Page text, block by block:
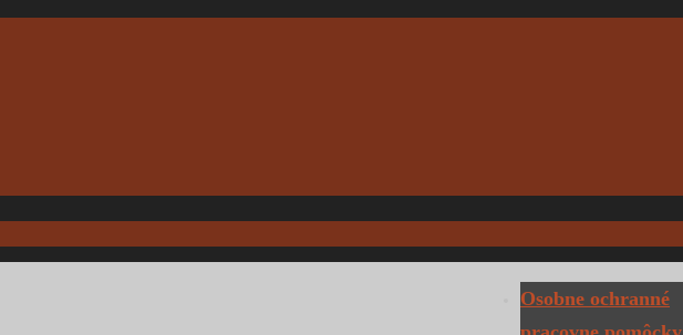
Osobne ochranné